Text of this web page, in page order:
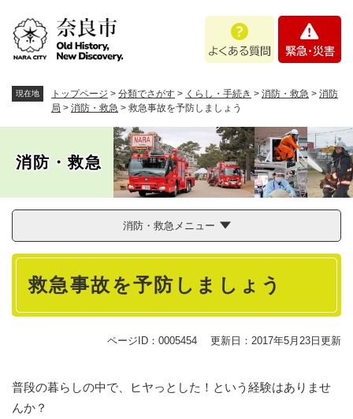
あ
問
・
現在地 トップページ > 分類でさがす > くらし・手続き > 消防・救急 > 消防
局 > 消防・救急 > 救急事故を予防しましょう
消防・救急
消防・救急メニュー
本
救急事故を予防しましょう
ページID：0005454 更新日：2017年5月23日更新
普段の暮らしの中で、ヒヤっとした！という経験はありませ
んか？